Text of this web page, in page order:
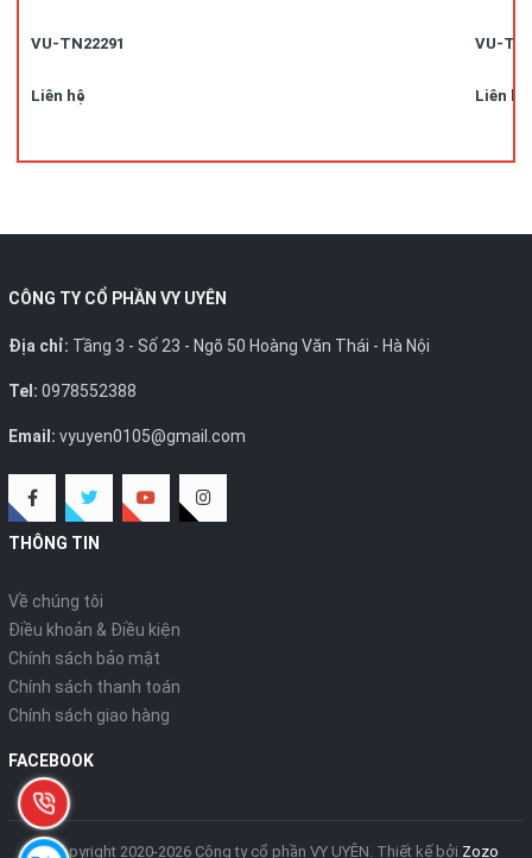
VU-TN22291
Liên hệ
VU-
Liên hệ
CÔNG TY CỔ PHẦN VY UYÊN
Địa chỉ: Tầng 3 - Số 23 - Ngõ 50 Hoàng Văn Thái - Hà Nội
Tel: 0978552388
Email: vyuyen0105@gmail.com
THÔNG TIN
Về chúng tôi
Điều khoản & Điều kiện
Chính sách bảo mật
Chính sách thanh toán
Chính sách giao hàng
FACEBOOK
© Copyright 2020-2026 Công ty cổ phần VY UYÊN. Thiết kế bởi Zozo